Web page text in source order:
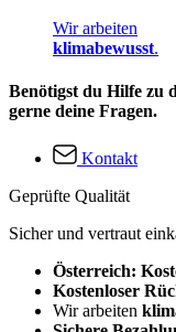
Wir arbeiten
klimabewusst.
Benötigst du Hilfe zu
gerne deine Fragen.
Kontakt
Geprüfte Qualität
Sicher und vertraut
Österreich:
Kostenloser
Wir arbeiten